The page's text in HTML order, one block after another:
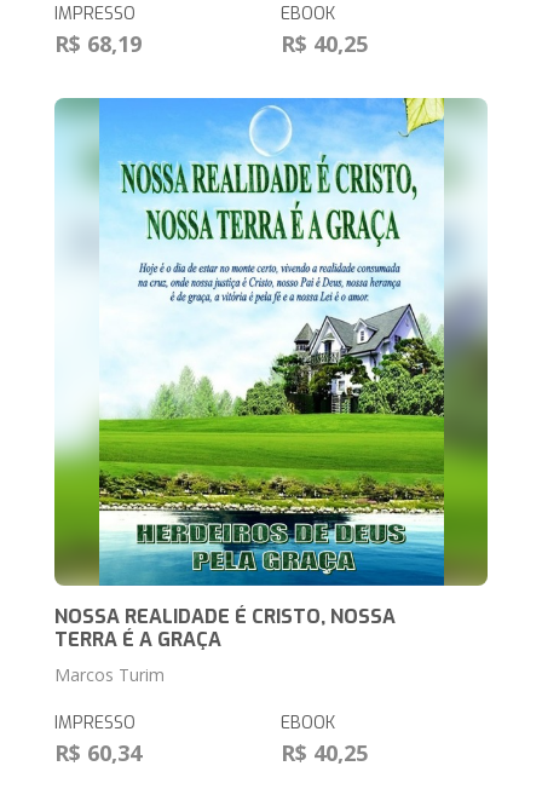
IMPRESSO
R$ 68,19
EBOOK
R$ 40,25
NOSSA REALIDADE É CRISTO, NOSSA
TERRA É A GRAÇA
Marcos Turim
IMPRESSO
R$ 60,34
EBOOK
R$ 40,25